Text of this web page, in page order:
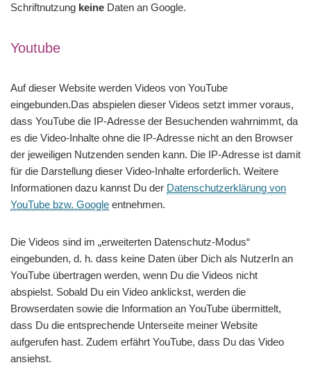
Schriftnutzung keine Daten an Google.
Youtube
Auf dieser Website werden Videos von YouTube
eingebunden.Das abspielen dieser Videos setzt immer voraus,
dass YouTube die IP-Adresse der Besuchenden wahrnimmt, da
es die Video-Inhalte ohne die IP-Adresse nicht an den Browser
der jeweiligen Nutzenden senden kann. Die IP-Adresse ist damit
für die Darstellung dieser Video-Inhalte erforderlich. Weitere
Informationen dazu kannst Du der Datenschutzerklärung von
YouTube bzw. Google entnehmen.
Die Videos sind im „erweiterten Datenschutz-Modus“
eingebunden, d. h. dass keine Daten über Dich als NutzerIn an
YouTube übertragen werden, wenn Du die Videos nicht
abspielst. Sobald Du ein Video anklickst, werden die
Browserdaten sowie die Information an YouTube übermittelt,
dass Du die entsprechende Unterseite meiner Website
aufgerufen hast. Zudem erfährt YouTube, dass Du das Video
ansiehst.